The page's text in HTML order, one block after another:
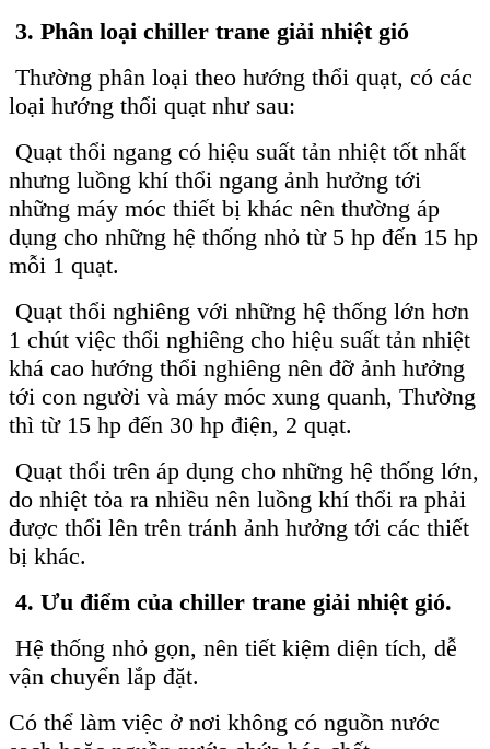
3. Phân loại chiller trane giải nhiệt gió
Thường phân loại theo hướng thổi quạt, có các
loại hướng thổi quạt như sau:
Quạt thổi ngang có hiệu suất tản nhiệt tốt nhất
nhưng luồng khí thổi ngang ảnh hưởng tới
những máy móc thiết bị khác nên thường áp
dụng cho những hệ thống nhỏ từ 5 hp đến 15 hp
mỗi 1 quạt.
Quạt thổi nghiêng với những hệ thống lớn hơn
1 chút việc thổi nghiêng cho hiệu suất tản nhiệt
khá cao hướng thổi nghiêng nên đỡ ảnh hưởng
tới con người và máy móc xung quanh, Thường
thì từ 15 hp đến 30 hp điện, 2 quạt.
Quạt thổi trên áp dụng cho những hệ thống lớn,
do nhiệt tỏa ra nhiều nên luồng khí thổi ra phải
được thổi lên trên tránh ảnh hưởng tới các thiết
bị khác.
4. Ưu điểm của chiller trane giải nhiệt gió.
Hệ thống nhỏ gọn, nên tiết kiệm diện tích, dễ
vận chuyển lắp đặt.
Có thể làm việc ở nơi không có nguồn nước